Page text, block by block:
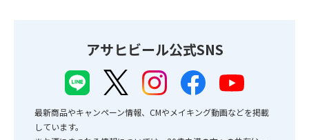
アサヒビール公式SNS
最新商品やキャンペーン情報、CMやメイキング動画などを掲載
しています。